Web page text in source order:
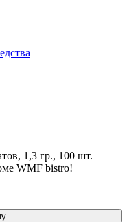
1,3 гр., 100 шт.
WMF bistro!